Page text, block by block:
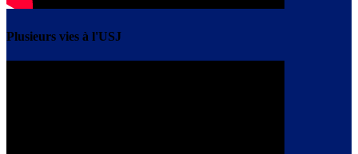
Plusieurs vies à l'USJ